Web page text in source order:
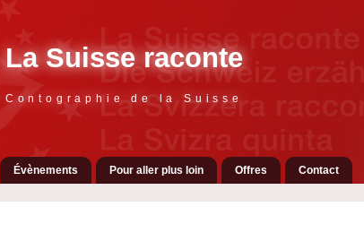
La Suisse raconte
Contographie de la Suisse
Évènements Pour aller plus loin Offres Contact